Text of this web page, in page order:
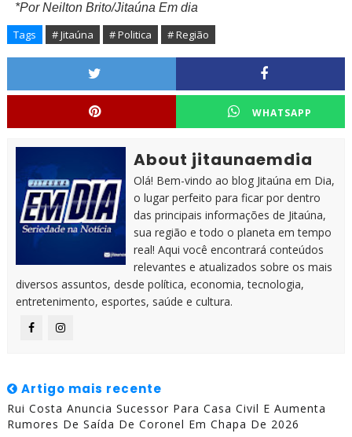
*Por Neilton Brito/Jitaúna Em dia
Tags # Jitaúna # Politica # Região
WHATSAPP
About jitaunaemdia
Olá! Bem-vindo ao blog Jitaúna em Dia,
o lugar perfeito para ficar por dentro
das principais informações de Jitaúna,
sua região e todo o planeta em tempo
real! Aqui você encontrará conteúdos
relevantes e atualizados sobre os mais
diversos assuntos, desde política, economia, tecnologia,
entretenimento, esportes, saúde e cultura.
Artigo mais recente
Rui Costa Anuncia Sucessor Para Casa Civil E Aumenta
Rumores De Saída De Coronel Em Chapa De 2026